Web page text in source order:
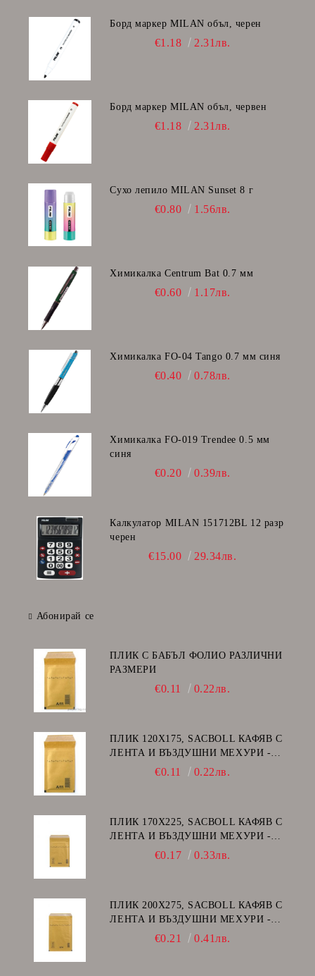
Борд маркер MILAN объл, черен
€1.18 2.31лв.
Борд маркер MILAN объл, червен
€1.18 2.31лв.
Сухо лепило MILAN Sunset 8 г
€0.80 1.56лв.
Химикалка Centrum Bat 0.7 мм
€0.60 1.17лв.
Химикалка FO-04 Tango 0.7 мм синя
€0.40 0.78лв.
Химикалка FO-019 Trendee 0.5 мм
синя
€0.20 0.39лв.
Калкулатор MILAN 151712BL 12 разр
черен
€15.00 29.34лв.
Абонирай се
ПЛИК С БАБЪЛ ФОЛИО РАЗЛИЧНИ
РАЗМЕРИ
€0.11 0.22лв.
ПЛИК 120Х175, SACBOLL КАФЯВ С
ЛЕНТА И ВЪЗДУШНИ МЕХУРИ -
€0.11 0.22лв.
ПЛИК 170Х225, SACBOLL КАФЯВ С
ЛЕНТА И ВЪЗДУШНИ МЕХУРИ -
€0.17 0.33лв.
ПЛИК 200Х275, SACBOLL КАФЯВ С
ЛЕНТА И ВЪЗДУШНИ МЕХУРИ -
€0.21 0.41лв.